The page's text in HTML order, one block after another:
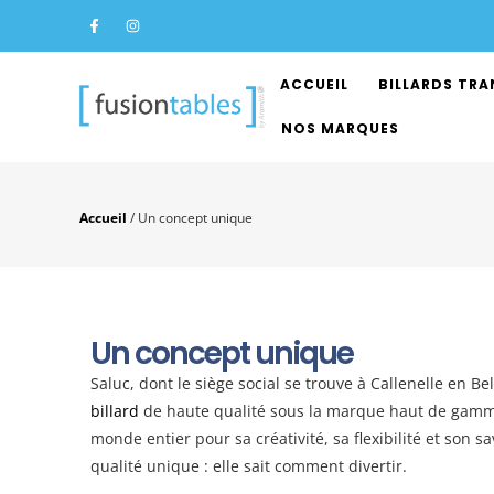
ACCUEIL BILLARDS
NOS MARQUES
Accueil / Un concept unique
Un concept unique
Saluc, dont le siège social se trouve à Callenelle en
billard de haute qualité sous la marque haut de
monde entier pour sa créativité, sa flexibilité et son
qualité unique : elle sait comment divertir.